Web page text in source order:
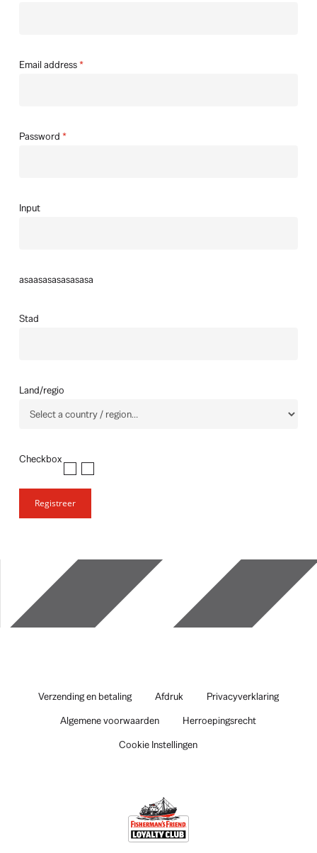
Email address*
Password *
Input
asaasasasasasasa
Stad
Land/regio
Checkbox
Registreer
Verzending en betaling Afdruk
Privacyverklaring
Algemene voorwaarden
Herroepingsrecht
Cookie Instellingen